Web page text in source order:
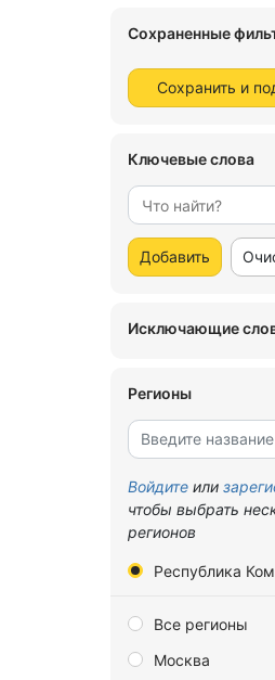
Сохраненные
Сохранить и
Ключевые слова
Добавить
Исключающие
Регионы
Войдите или
чтобы выбрать
регионов
Республика
Все регионы
Москва